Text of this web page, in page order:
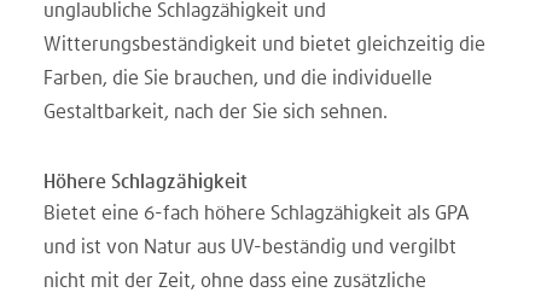
unglaubliche Schlagzähigkeit und
Witterungsbeständigkeit und bietet gleichzeitig die
Farben, die Sie brauchen, und die individuelle
Gestaltbarkeit, nach der Sie sich sehnen.
Höhere Schlagzähigkeit
Bietet eine 6-fach höhere Schlagzähigkeit als GPA
und ist von Natur aus UV-beständig und vergilbt
nicht mit der Zeit, ohne dass eine zusätzliche